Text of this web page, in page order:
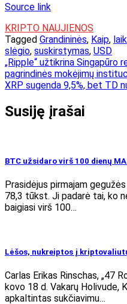
Source link
KRIPTO NAUJIENOS
Tagged Grandininės, Kaip,
slėgio, suskirstymas, USD
Navigacija
tarp
„Ripple“ užtikrina Singapūro
pagrindinės mokėjimų
XRP sugenda 9,5%, bet TD
Susiję įrašai
BTC užsidaro virš 100 dienų
Prasidėjus pirmajam
78,3 tūkst. Ji padarė tai, ko
baigiasi virš 100…
Lėšos, nukreiptos į
Carlas Erikas Rinschas, „47
kovo 18 d. Vakarų Holivude,
apkaltintas sukčiavimu…